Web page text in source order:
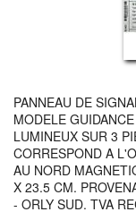
PANNEAU DE
MODELE
LUMINEUX SUR 3
CORRESPOND A
AU NORD
X 23.5 CM.
- ORLY SUD. TVA